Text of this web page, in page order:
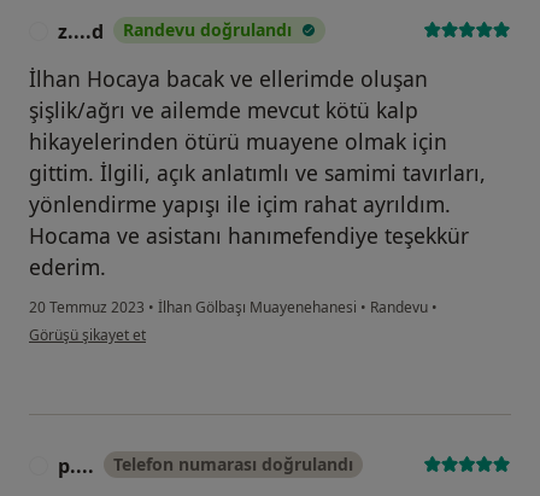
z....d Randevu doğrulandı
İlhan Hocaya bacak ve ellerimde oluşan
şişlik/ağrı ve ailemde mevcut kötü kalp
hikayelerinden ötürü muayene olmak için
gittim. İlgili, açık anlatımlı ve samimi tavırları,
yönlendirme yapışı ile içim rahat ayrıldım.
Hocama ve asistanı hanımefendiye teşekkür
ederim.
20 Temmuz 2023 • İlhan Gölbaşı Muayenehanesi • Randevu •
kullanıcının görüşüne göre z....d
Görüşü şikayet et
p.... Telefon numarası doğrulandı